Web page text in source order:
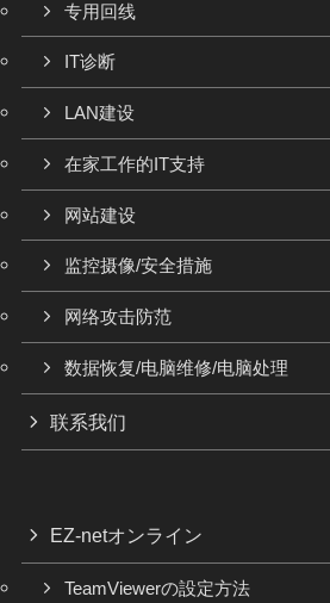
专用回线
IT诊断
LAN建设
在家工作的IT支持
网站建设
监控摄像/安全措施
网络攻击防范
数据恢复/电脑维修/电脑处理
联系我们
EZ-netオンライン
TeamViewerの設定方法